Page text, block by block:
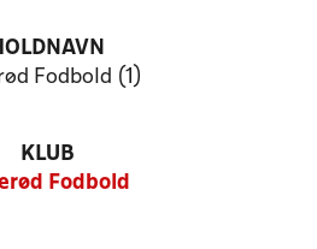
Fodbold (1)
KLUB
Fodbold